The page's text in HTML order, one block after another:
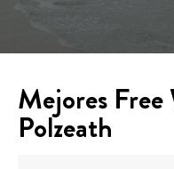
Mejores Free
Polzeath